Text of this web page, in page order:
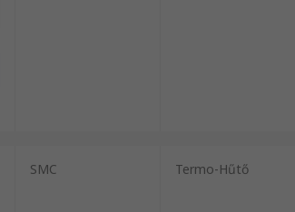
SMC Termo-Hűtő